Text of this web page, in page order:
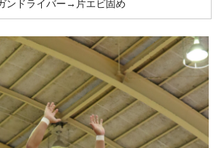
ンドライバー→片エビ固め